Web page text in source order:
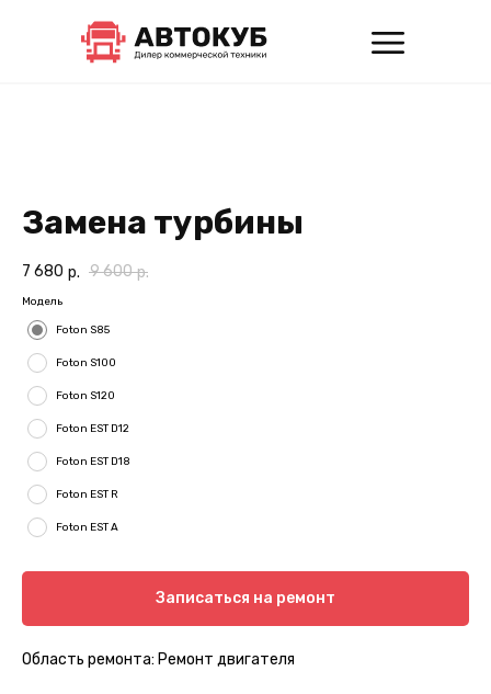
Замена турбины
7 680 р. 9 600 р.
Модель
Foton S85
Foton S100
Foton S120
Foton EST D12
Foton EST D18
Foton EST R
Foton EST A
Записаться на ремонт
Область ремонта: Ремонт двигателя